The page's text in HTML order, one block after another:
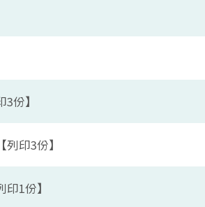
份】
印3份】
1份】